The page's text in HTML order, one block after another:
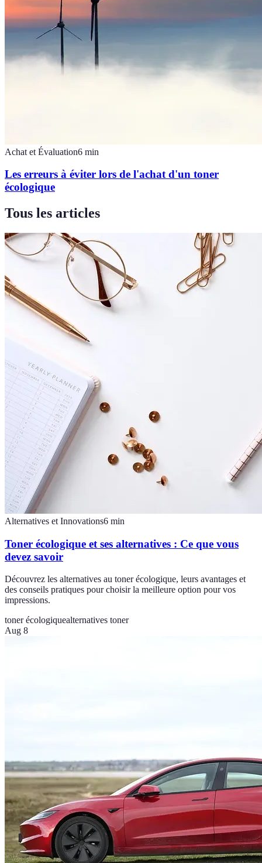
Achat et Évaluation6 min
Les erreurs à éviter lors de l'achat d'un toner
écologique
Tous les articles
Alternatives et Innovations6 min
Toner écologique et ses alternatives : Ce que vous
devez savoir
Découvrez les alternatives au toner écologique, leurs avantages et
des conseils pratiques pour choisir la meilleure option pour vos
impressions.
toner écologiquealternatives toner
Aug 8